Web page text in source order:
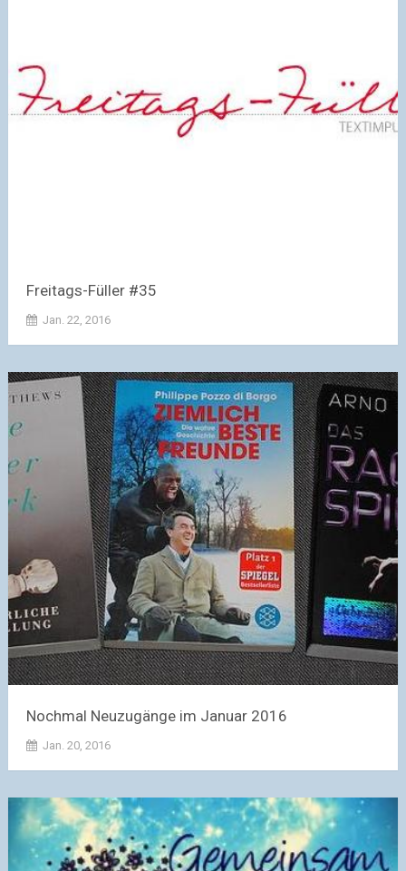
Freitags-Füller #35
Jan. 22, 2016
Nochmal Neuzugänge im Januar 2016
Jan. 20, 2016